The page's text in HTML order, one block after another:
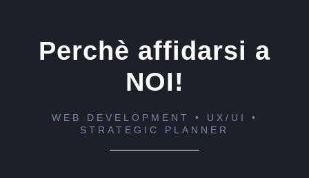
Perchè affidarsi a
NOI!
WEB DEVELOPMENT • UX/UI •
STRATEGIC PLANNER